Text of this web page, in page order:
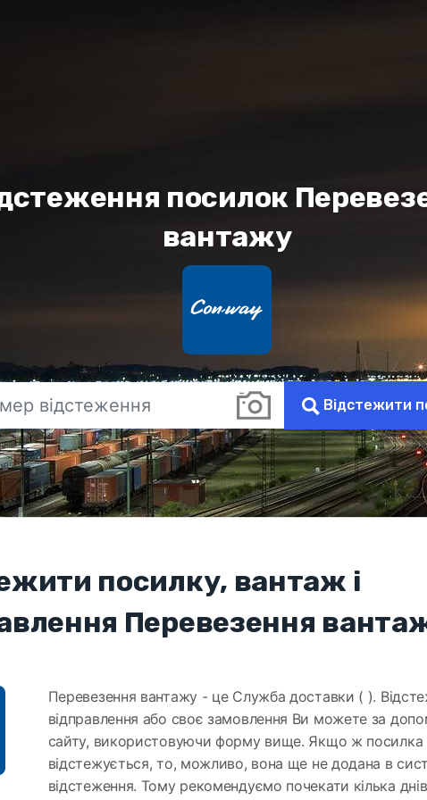
посилок
вантажу
Відстежити
посилку, вантаж і
Перевезення
Перевезення вантажу - це Служба доставки ( ).
відправлення або своє замовлення Ви можете за
сайту, використовуючи форму вище. Якщо ж посилка
відстежується, то, можливо, вона ще не додана в
відстеження. Тому рекомендуємо почекати кілька днів